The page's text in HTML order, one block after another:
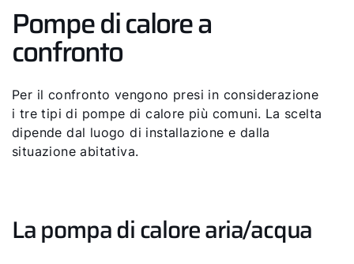
Pompe di calore a
confronto
Per il confronto vengono presi in considerazione
i tre tipi di pompe di calore più comuni. La scelta
dipende dal luogo di installazione e dalla
situazione abitativa.
La pompa di calore aria/acqua